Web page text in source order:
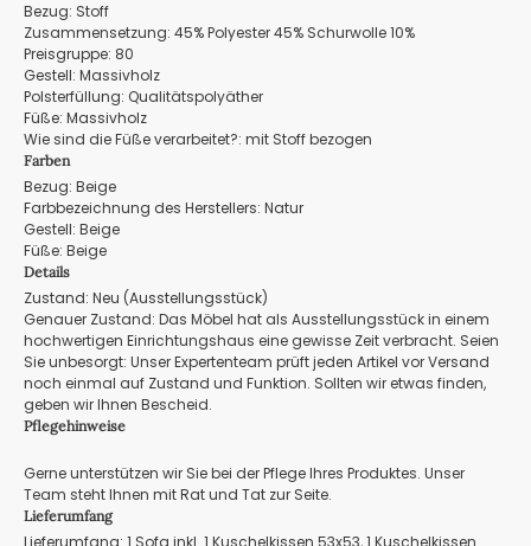
Bezug: Stoff
Zusammensetzung: 45% Polyester 45% Schurwolle 10%
Preisgruppe: 80
Gestell: Massivholz
Polsterfüllung: Qualitätspolyäther
Füße: Massivholz
Wie sind die Füße verarbeitet?: mit Stoff bezogen
Farben
Bezug: Beige
Farbbezeichnung des Herstellers: Natur
Gestell: Beige
Füße: Beige
Details
Zustand: Neu (Ausstellungsstück)
Genauer Zustand: Das Möbel hat als Ausstellungsstück in einem
hochwertigen Einrichtungshaus eine gewisse Zeit verbracht. Seien
Sie unbesorgt: Unser Expertenteam prüft jeden Artikel vor Versand
noch einmal auf Zustand und Funktion. Sollten wir etwas finden,
geben wir Ihnen Bescheid.
Pflegehinweise
Gerne unterstützen wir Sie bei der Pflege Ihres Produktes. Unser
Team steht Ihnen mit Rat und Tat zur Seite.
Lieferumfang
Lieferumfang: 1 Sofa inkl. 1 Kuschelkissen 53x53, 1 Kuschelkissen